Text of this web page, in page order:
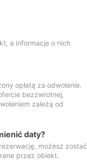
a informacje o nich
opłatą za odwołanie.
bezzwrotnej,
zależą od
daty?
możesz zostać
przez obiekt.